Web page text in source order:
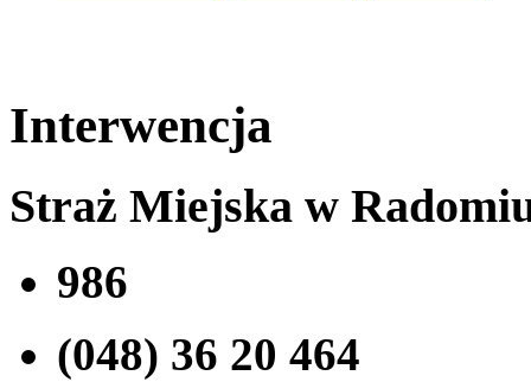
Interwencja
Straż Miejska w
986
(048) 36 20 464